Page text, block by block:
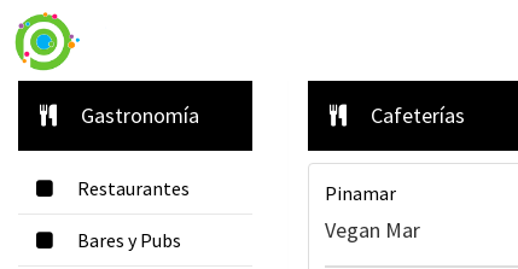
Gastronomía
Restaurantes
Bares y Pubs
Cafeterías
Pinamar
Vegan Mar